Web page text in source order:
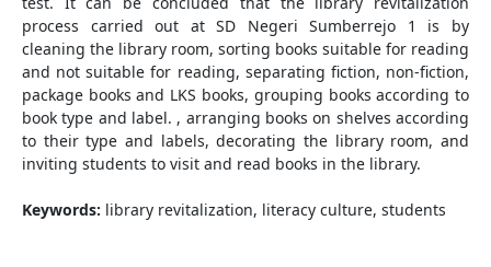
process carried out at SD Negeri Sumberrejo 1 is by
cleaning the library room, sorting books suitable for reading
and not suitable for reading, separating fiction, non-fiction,
package books and LKS books, grouping books according to
book type and label. , arranging books on shelves according
to their type and labels, decorating the library room, and
inviting students to visit and read books in the library.
Keywords: library revitalization, literacy culture, students